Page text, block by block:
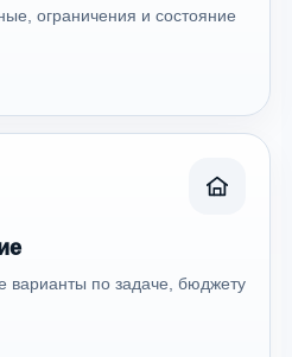
ограничения и состояние
по задаче, бюджету